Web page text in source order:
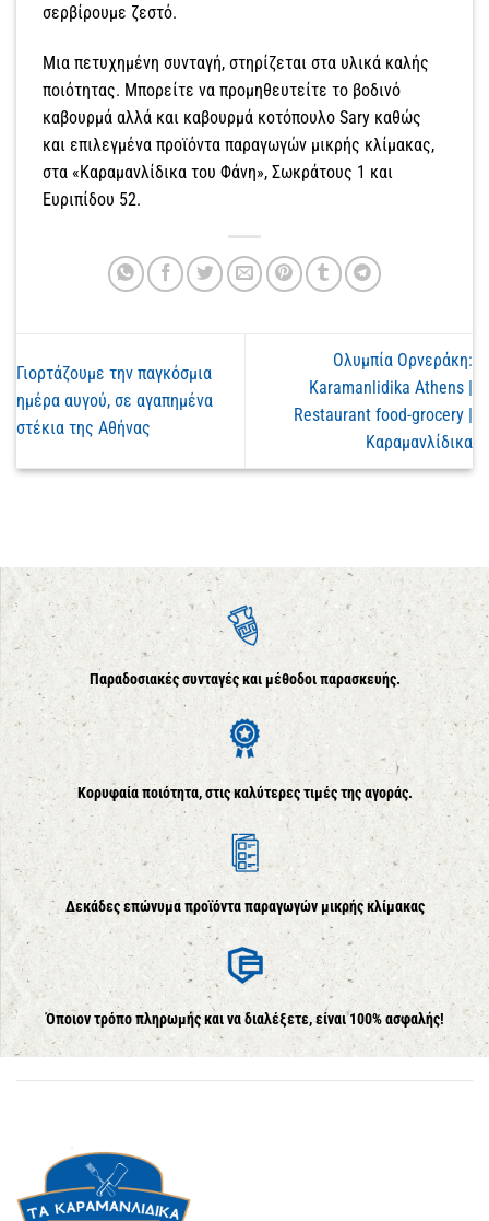
σερβίρουμε ζεστό.
Μια πετυχημένη συνταγή, στηρίζεται στα υλικά καλής
ποιότητας. Μπορείτε να προμηθευτείτε το βοδινό
καβουρμά αλλά και καβουρμά κοτόπουλο Sary καθώς
και επιλεγμένα προϊόντα παραγωγών μικρής κλίμακας,
στα «Καραμανλίδικα του Φάνη», Σωκράτους 1 και
Ευριπίδου 52.
Γιορτάζουμε την παγκόσμια
ημέρα αυγού, σε αγαπημένα
στέκια της Αθήνας
Ολυμπία Ορνεράκη:
Karamanlidika Athens |
Restaurant food-grocery |
Καραμανλίδικα
Παραδοσιακές συνταγές και μέθοδοι παρασκευής.
Κορυφαία ποιότητα, στις καλύτερες τιμές της αγοράς.
Δεκάδες επώνυμα προϊόντα παραγωγών μικρής κλίμακας
Όποιον τρόπο πληρωμής και να διαλέξετε, είναι 100% ασφαλής!